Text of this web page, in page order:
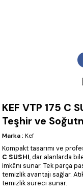
KEF VTP 175 C
Teşhir ve
Marka : Kef
Kompakt tasarımı ve
C SUSHI, dar alanlarda
imkânı sunar. Tek parça
temizlik avantajı sağlar.
temizlik süreci sunar.